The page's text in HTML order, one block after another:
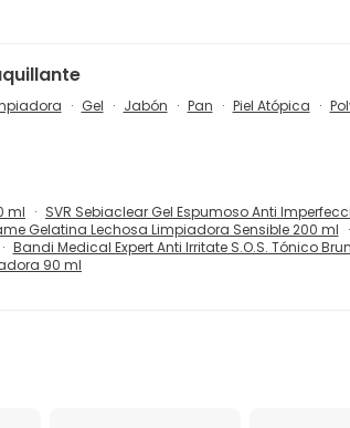
Gel Jabón Pan Piel Atópica
ml
SVR Sebiaclear Gel Espumoso Anti
Gelatina Lechosa Limpiadora Sensible 200 ml
Bandi Medical Expert Anti Irritate S.O.S. Tónico
90 ml